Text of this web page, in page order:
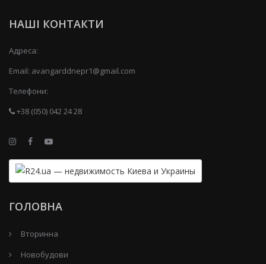
НАШІ КОНТАКТИ
Адреса:
Email: avangarddnepr1@gmail.com
Телефони:
+38 (050) 042 24 28
ГОЛОВНА
Вторинна
Новобудови